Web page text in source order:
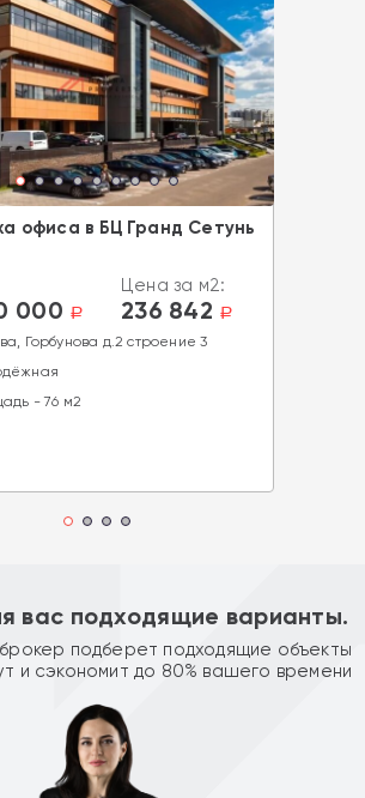
офиса в БЦ Гранд Сетунь
000 a
Цена за м2:
236 842 a
Горбунова д.2 строение 3
- 76 м2
вас подходящие варианты.
подберет подходящие объекты
и сэкономит до 80% вашего времени